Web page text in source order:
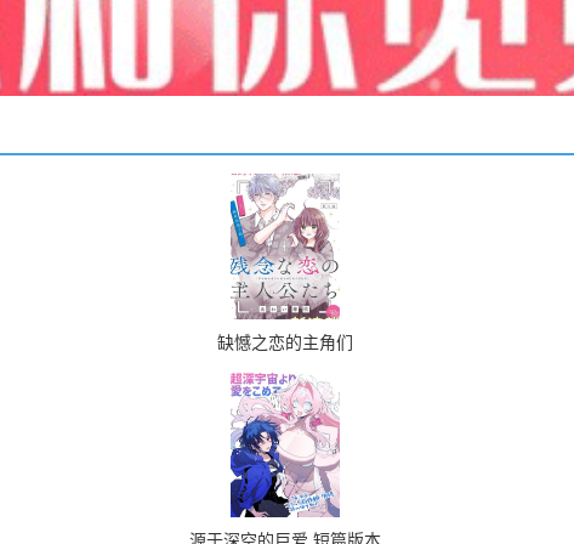
缺憾之恋的主角们
源于深空的巨爱 短篇版本